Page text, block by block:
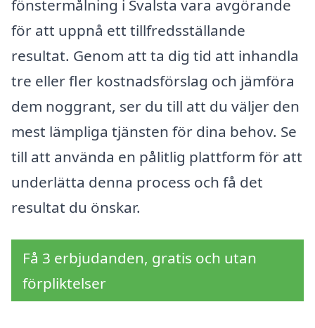
fönstermålning i Svalsta vara avgörande
för att uppnå ett tillfredsställande
resultat. Genom att ta dig tid att inhandla
tre eller fler kostnadsförslag och jämföra
dem noggrant, ser du till att du väljer den
mest lämpliga tjänsten för dina behov. Se
till att använda en pålitlig plattform för att
underlätta denna process och få det
resultat du önskar.
Få 3 erbjudanden, gratis och utan
förpliktelser